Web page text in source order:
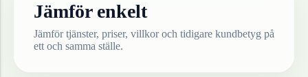
Jämför enkelt
Jämför tjänster, priser, villkor och tidigare kundbetyg på
ett och samma ställe.